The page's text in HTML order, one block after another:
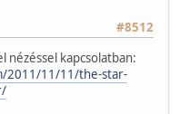
#8512
nézéssel kapcsolatban:
2011/11/11/the-star-